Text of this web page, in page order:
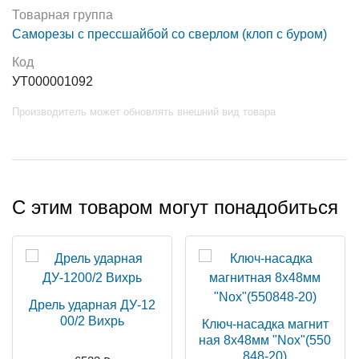
Товарная группа
Саморезы с прессшайбой со сверлом (клоп с буром)
Код
УТ000001092
Производитель может обновлять внешний вид товара
С этим товаром могут понадобиться
Дрель ударная ДУ-12
00/2 Вихрь
Ключ-насадка магнит
ная 8х48мм "Nох"(550
848-20)